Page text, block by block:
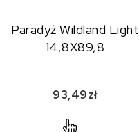
Paradyż Wildland Light
14,8X89,8
93,49zł